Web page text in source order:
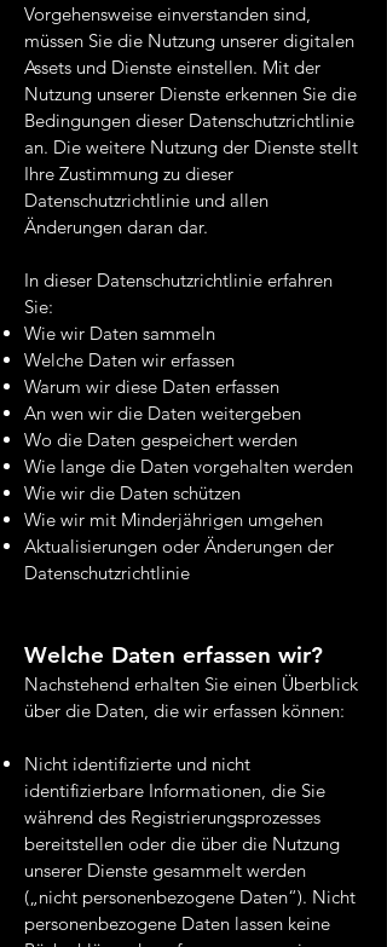
Vorgehensweise einverstanden sind,
müssen Sie die Nutzung unserer digitalen
Assets und Dienste einstellen. Mit der
Nutzung unserer Dienste erkennen Sie die
Bedingungen dieser Datenschutzrichtlinie
an. Die weitere Nutzung der Dienste stellt
Ihre Zustimmung zu dieser
Datenschutzrichtlinie und allen
Änderungen daran dar.
In dieser Datenschutzrichtlinie erfahren
Sie:
Wie wir Daten sammeln
Welche Daten wir erfassen
Warum wir diese Daten erfassen
An wen wir die Daten weitergeben
Wo die Daten gespeichert werden
Wie lange die Daten vorgehalten werden
Wie wir die Daten schützen
Wie wir mit Minderjährigen umgehen
Aktualisierungen oder Änderungen der
Datenschutzrichtlinie
Welche Daten erfassen wir?
Nachstehend erhalten Sie einen Überblick
über die Daten, die wir erfassen können:
Nicht identifizierte und nicht
identifizierbare Informationen, die Sie
während des Registrierungsprozesses
bereitstellen oder die über die Nutzung
unserer Dienste gesammelt werden
(„nicht personenbezogene Daten“). Nicht
personenbezogene Daten lassen keine